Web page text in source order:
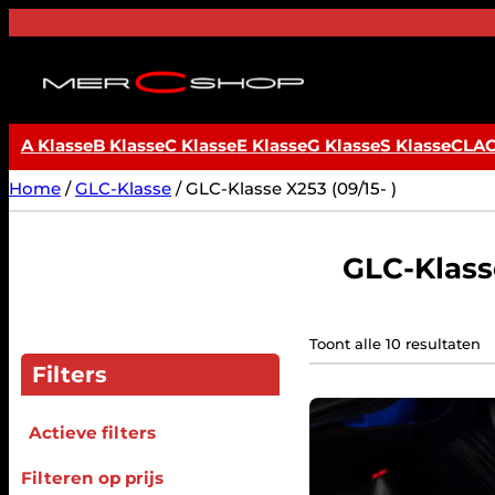
A KlasseB KlasseC KlasseE KlasseG KlasseS KlasseCLA
Home /GLC-Klasse / GLC-Klasse X253 (09/15- )
GLC-
Filters
Actieve filters
Filteren op prijs
Toont alle 10 resultaten